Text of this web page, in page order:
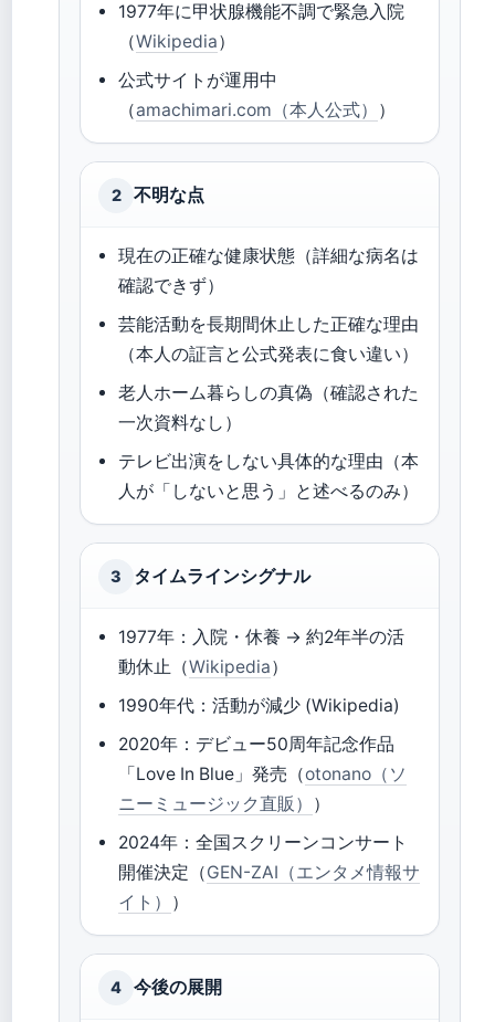
1977年に甲状腺機能不調で緊急入院
（Wikipedia）
公式サイトが運用中
（amachimari.com（本人公式） ）
2 不明な点
現在の正確な健康状態（詳細な病名は
確認できず）
芸能活動を長期間休止した正確な理由
（本人の証言と公式発表に食い違い）
老人ホーム暮らしの真偽（確認された
一次資料なし）
テレビ出演をしない具体的な理由（本
人が「しないと思う」と述べるのみ）
3 タイムラインシグナル
1977年：入院・休養 → 約2年半の活
動休止（Wikipedia）
1990年代：活動が減少 (Wikipedia)
2020年：デビュー50周年記念作品
「Love In Blue」発売（otonano（ソ
ニーミュージック直販） ）
2024年：全国スクリーンコンサート
開催決定（GEN-ZAI（エンタメ情報サ
イト） ）
4 今後の展開